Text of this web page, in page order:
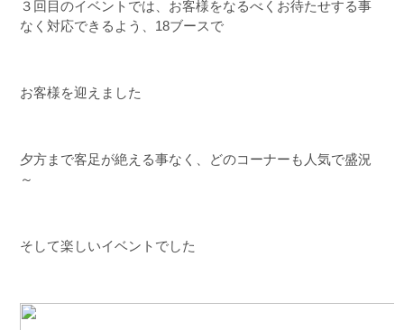
３回目のイベントでは、お客様をなるべくお待たせする事
なく対応できるよう、18ブースで
お客様を迎えました
夕方まで客足が絶える事なく、どのコーナーも人気で盛況
～
そして楽しいイベントでした